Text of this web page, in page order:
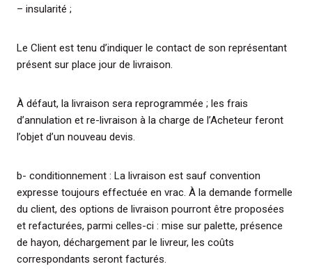
– insularité ;
Le Client est tenu d’indiquer le contact de son représentant
présent sur place jour de livraison.
À défaut, la livraison sera reprogrammée ; les frais
d’annulation et re-livraison à la charge de l’Acheteur feront
l’objet d’un nouveau devis.
b- conditionnement : La livraison est sauf convention
expresse toujours effectuée en vrac. À la demande formelle
du client, des options de livraison pourront être proposées
et refacturées, parmi celles-ci : mise sur palette, présence
de hayon, déchargement par le livreur, les coûts
correspondants seront facturés.